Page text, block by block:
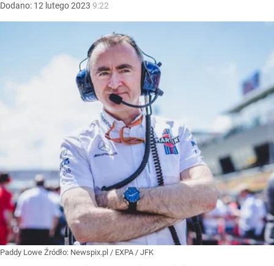
Dodano: 12 lutego2023 9:22
Paddy Lowe Źródło: Newspix.pl / EXPA / JFK